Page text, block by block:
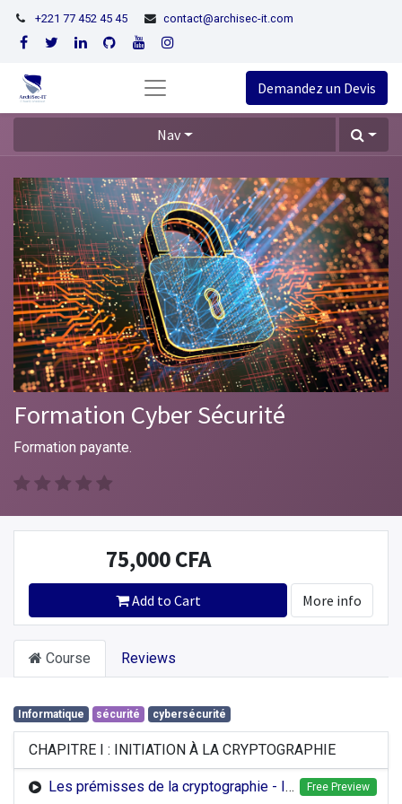
+221 77 452 45 45 contact@archisec-it.com
Demandez un Devis
Nav
Formation Cyber Sécurité
Formation payante.
75,000CFA
Add to Cart More info
Course Reviews
Informatique sécurité cybersécurité
CHAPITRE I : INITIATION À LA CRYPTOGRAPHIE
Les prémisses de la cryptographie - Introduction Free Preview